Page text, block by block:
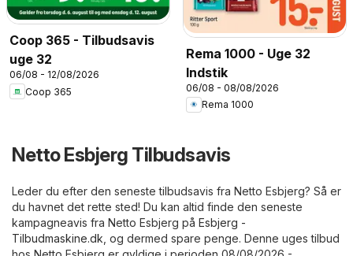
Coop 365 - Tilbudsavis
uge 32
06/08 - 12/08/2026
Coop 365
Rema 1000 - Uge 32
Indstik
06/08 - 08/08/2026
Rema 1000
Netto Esbjerg Tilbudsavis
Leder du efter den seneste tilbudsavis fra Netto Esbjerg? Så er
du havnet det rette sted! Du kan altid finde den seneste
kampagneavis fra Netto Esbjerg på Esbjerg -
Tilbudmaskine.dk , og dermed spare penge. Denne uges tilbud